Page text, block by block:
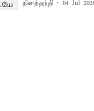
தினத்தந்தி 04 Jul